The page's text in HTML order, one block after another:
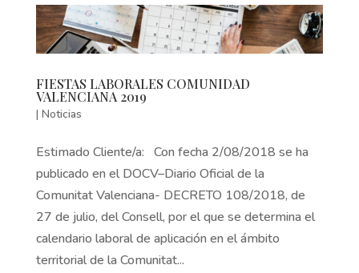
FIESTAS LABORALES COMUNIDAD
VALENCIANA 2019
| Noticias
Estimado Cliente/a: Con fecha 2/08/2018 se ha
publicado en el DOCV–Diario Oficial de la
Comunitat Valenciana- DECRETO 108/2018, de
27 de julio, del Consell, por el que se determina el
calendario laboral de aplicación en el ámbito
territorial de la Comunitat...